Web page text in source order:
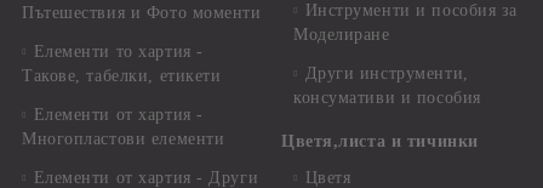
Пътешествия и Фото моменти
Елементи то хартия -
Такове, табелки, етикети
Елементи от хартия -
Многопластови елементи
Елементи от хартия - Други
Инструменти и пособия за
Моделиране
Други инструменти,
консумативи и пособия
Цветя,листа и тичинки
Цветя